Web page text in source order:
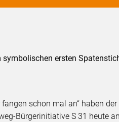
ersten
schon mal an“ haben
Bürgerinitiative S 31 heute